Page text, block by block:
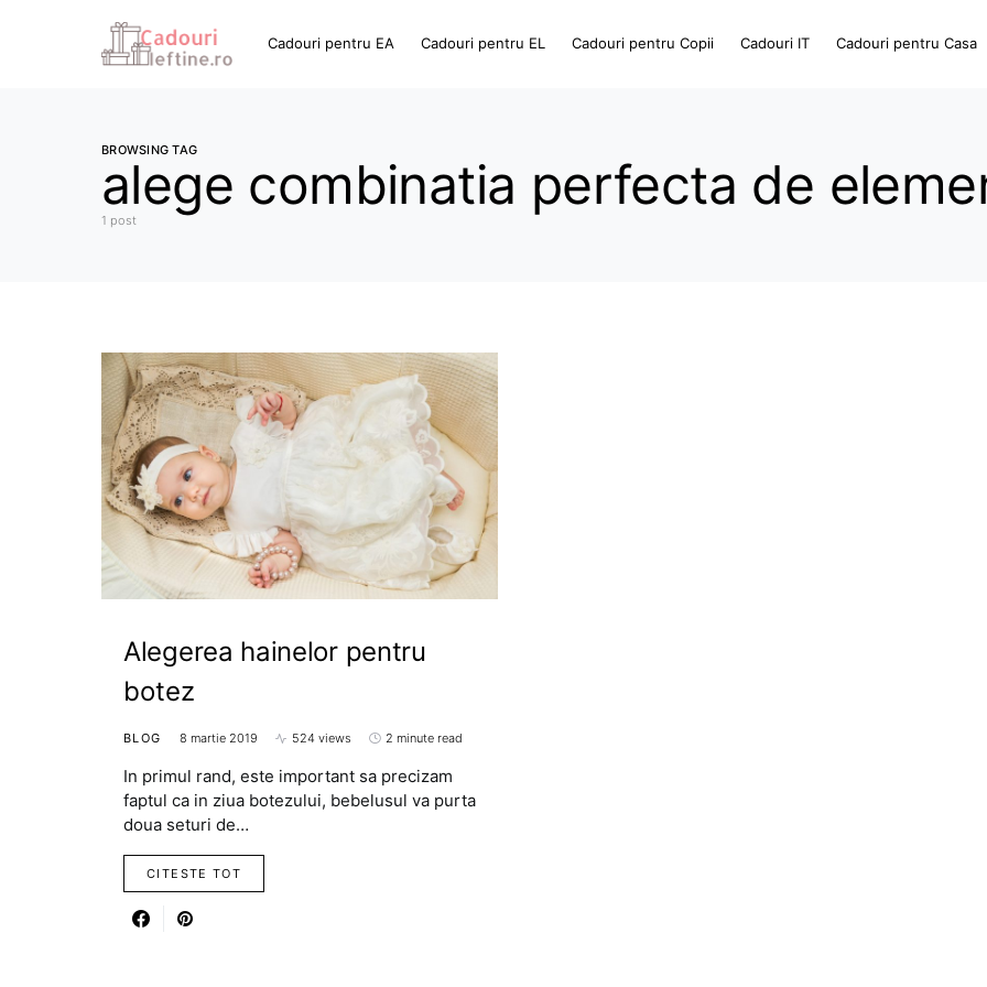
Cadouri pentru EA Cadouri pentru EL Cadouri pentru Copii Cadouri IT Cadouri pentru Casa
BROWSING TAG
alege combinatia perfecta de
1 post
Alegerea hainelor pentru
botez
BLOG 8 martie 2019 524 views 2 minute read
In primul rand, este important sa precizam
faptul ca in ziua botezului, bebelusul va purta
doua seturi de…
CITESTE TOT